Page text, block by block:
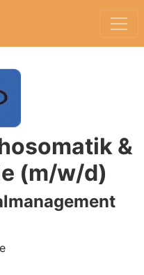
&
(m/w/d)